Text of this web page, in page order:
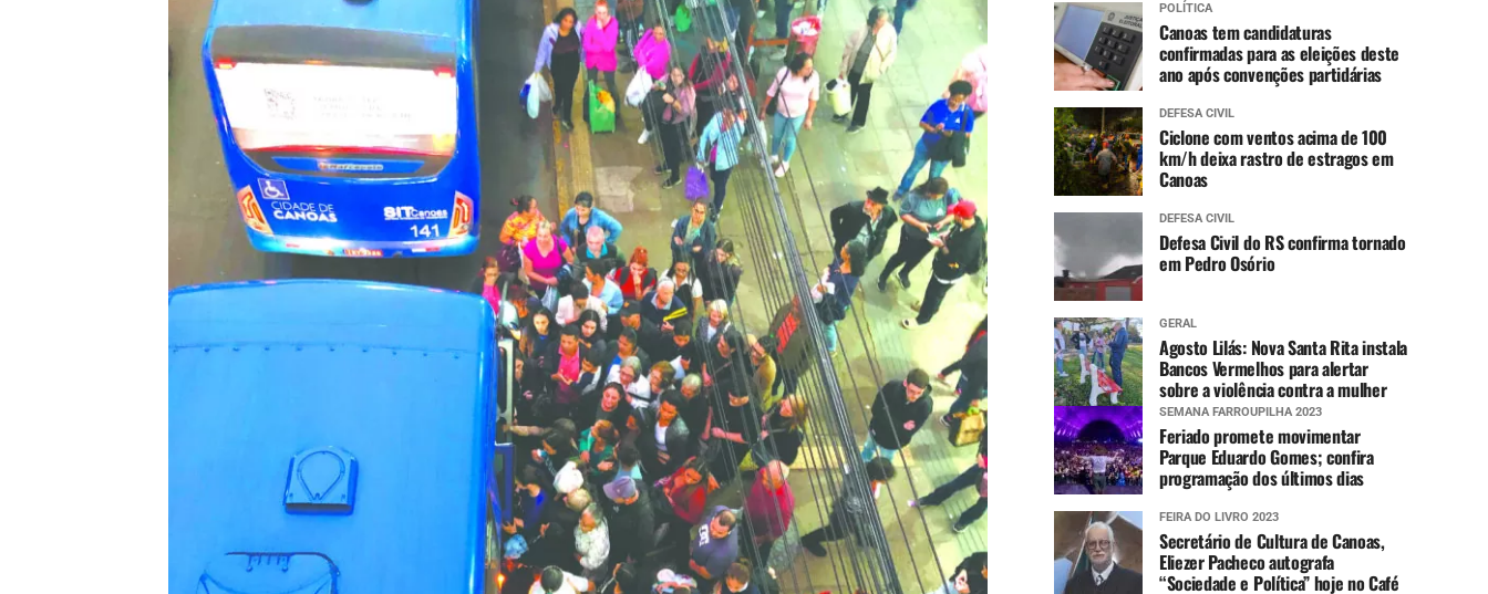
POLÍTICA
Canoas tem candidaturas
confirmadas para as eleições deste
ano após convenções partidárias
DEFESA CIVIL
Ciclone com ventos acima de 100
km/h deixa rastro de estragos em
Canoas
DEFESA CIVIL
Defesa Civil do RS confirma tornado
em Pedro Osório
GERAL
Agosto Lilás: Nova Santa Rita instala
Bancos Vermelhos para alertar
sobre a violência contra a mulher
SEMANA FARROUPILHA 2023
Feriado promete movimentar
Parque Eduardo Gomes; confira
programação dos últimos dias
FEIRA DO LIVRO 2023
Secretário de Cultura de Canoas,
Eliezer Pacheco autografa
“Sociedade e Política” hoje no Café